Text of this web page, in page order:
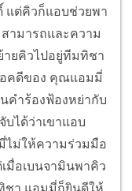
แต่คิวก็แอบช่วยพา
ามารถและความ
ายคิวไปอยู่ทีมทิชา
คดีของ คุณแอมมี่
คำร้องฟ้องหย่ากับ
บได้ว่าเขาแอบ
ไม่ให้ความร่วมมือ
มื่อเบนจามินพาคิว
ชา แอมมี่ก็ยินดีให้